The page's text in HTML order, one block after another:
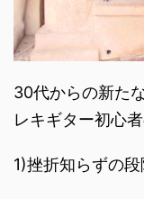
30代からの新た
レキギター初心
1)挫折知らずの